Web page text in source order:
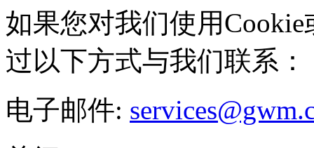
如果您对我们使用Cookie
过以下方式与我们联系：
电子邮件: